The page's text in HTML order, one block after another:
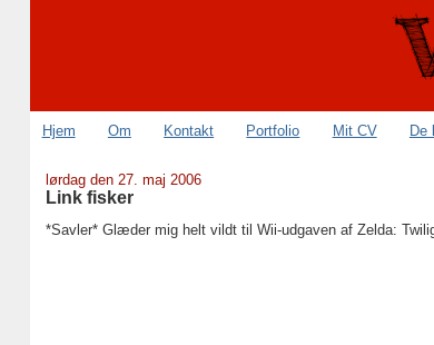
Hjem Om Kontakt Portfolio Mit CV De
lørdag den 27. maj 2006
Link fisker
*Savler* Glæder mig helt vildt til Wii-udgaven af Zelda: